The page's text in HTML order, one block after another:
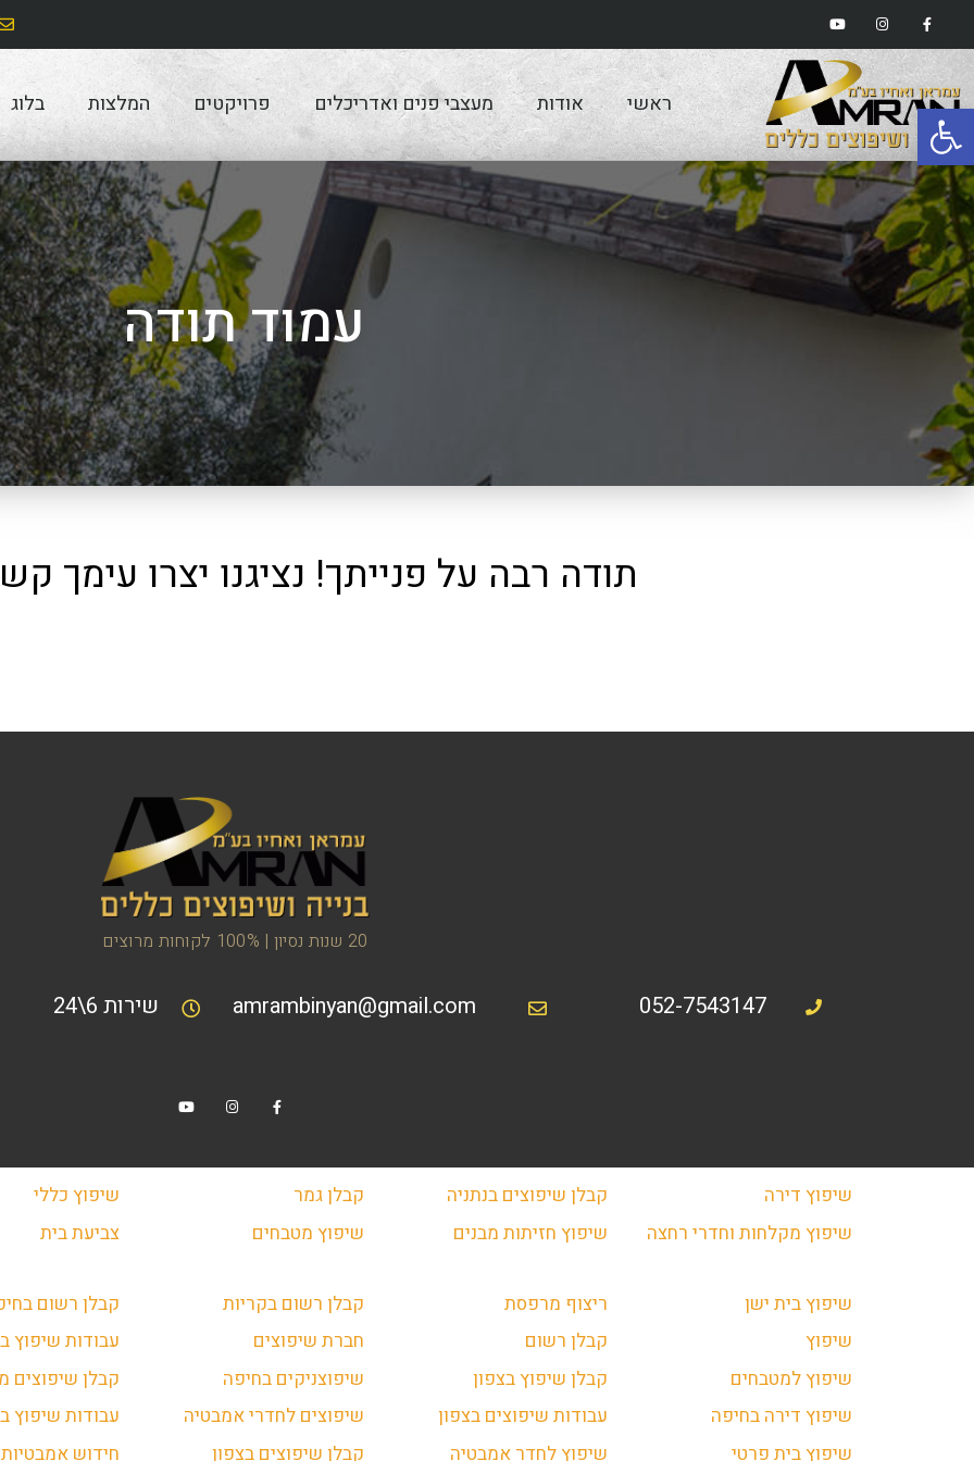
פתח סרגל נגישות ראשי אודות מעצבי פנים ואדריכלים פרויקטים המלצות בלוג
עמוד תודה
תודה רבה על פנייתך! נציגנו יצרו עימך
20 שנות נסיון | 100% לקוחות מרוצים
052-7543147
amrambinyan@gmail.com שירות 6\24
שיפוץ דירה קבלן שיפוצים בנתניה קבלן גמר שיפוץ כללי
שיפוץ מקלחות וחדרי רחצה
שיפוץ חזיתות מבנים שיפוץ מטבחים צביעת בית
שיפוץ בית ישן
ריצוף מרפסת קבלן רשום בקריות קבלן רשום
שיפוץ
קבלן רשום חברת שיפוצים עבודות שיפוץ
שיפוץ למטבחים
קבלן שיפוץ בצפון שיפוצניקים בחיפה קבלן שיפוצים
שיפוץ דירה בחיפה
עבודות שיפוצים בצפון שיפוצים לחדרי אמבטיה עבודות שיפוץ
שיפוץ בית פרטי
שיפוץ לחדר אמבטיה קבלן שיפוצים בצפון חידוש אמבטיות